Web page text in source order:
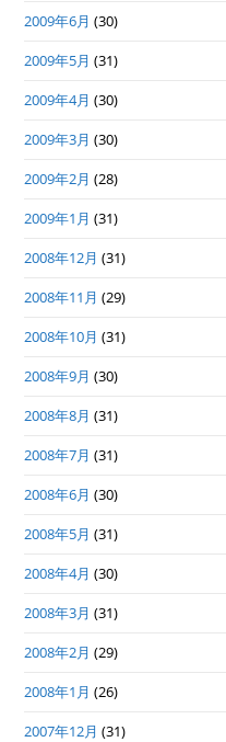
2009年6月 (30)
2009年5月 (31)
2009年4月 (30)
2009年3月 (30)
2009年2月 (28)
2009年1月 (31)
2008年12月 (31)
2008年11月 (29)
2008年10月 (31)
2008年9月 (30)
2008年8月 (31)
2008年7月 (31)
2008年6月 (30)
2008年5月 (31)
2008年4月 (30)
2008年3月 (31)
2008年2月 (29)
2008年1月 (26)
2007年12月 (31)